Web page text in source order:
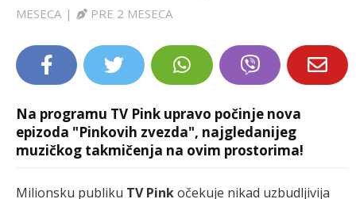
EXTRA
MESECA | PRE 2 MESECA
Na programu TV Pink upravo počinje nova
epizoda "Pinkovih zvezda", najgledanijeg
muzičkog takmičenja na ovim prostorima!
Milionsku publiku TV Pinkočekuje nikad uzbudljivija